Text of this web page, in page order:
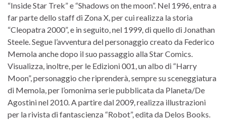
“Inside Star Trek” e “Shadows on the moon”. Nel 1996, entra a
far parte dello staff di Zona X, per cui realizza la storia
“Cleopatra 2000”, e in seguito, nel 1999, di quello di Jonathan
Steele. Segue l’avventura del personaggio creato da Federico
Memola anche dopo il suo passaggio alla Star Comics.
Visualizza, inoltre, per le Edizioni 001, un albo di “Harry
Moon”, personaggio che riprenderà, sempre su sceneggiatura
di Memola, per l’omonima serie pubblicata da Planeta/De
Agostini nel 2010. A partire dal 2009, realizza illustrazioni
per la rivista di fantascienza “Robot”, edita da Delos Books.